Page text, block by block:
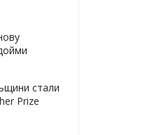
стали
Prize